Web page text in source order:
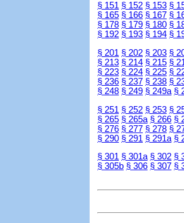
§ 151 § 152 § 153 §
§ 165 § 166 § 167 §
§ 178 § 179 § 180 §
§ 192 § 193 § 194 §
§ 201 § 202 § 203 §
§ 213 § 214 § 215 §
§ 223 § 224 § 225 §
§ 236 § 237 § 238 §
§ 248 § 249 § 249a §
§ 251 § 252 § 253 §
§ 265 § 265a § 266 §
§ 276 § 277 § 278 §
§ 290 § 291 § 291a §
§ 301 § 301a § 302 §
§ 305b § 306 § 307 §